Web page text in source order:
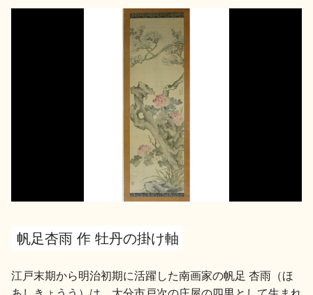
帆足杏雨 作 牡丹の掛け軸
江戸末期から明治初期に活躍した南画家の帆足 杏雨（ほ